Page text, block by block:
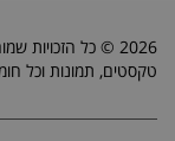
2026 © כל
טקסטים, תמונות וכל